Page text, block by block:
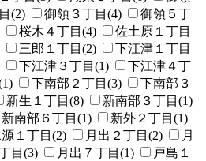
(2) 御領３丁目(4)
御領５丁
桜木４丁目(4)
佐土原１丁目
三郎１丁目(2)
下江津１丁目
下江津３丁目(1)
下江津４丁
下南部２丁目(3)
下南部３
新生１丁目(8)
新南部３丁目(1)
新南部６丁目(1)
新外２丁目(1)
１丁目(2) 月出２丁目(2)
月
目(3) 月出７丁目(1)
戸島１